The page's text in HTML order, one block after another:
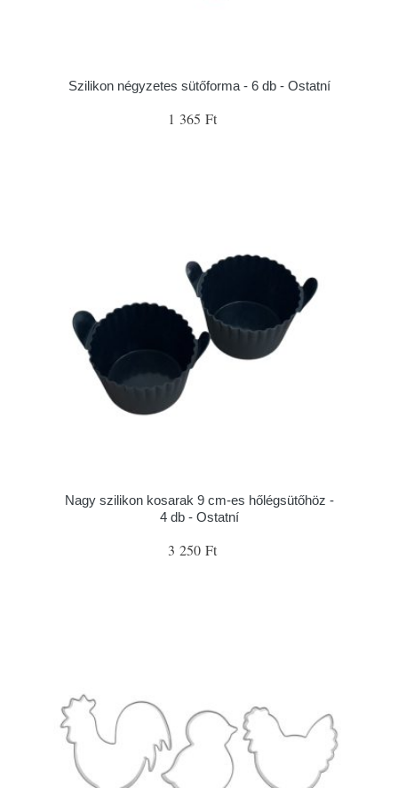
Szilikon négyzetes sütőforma - 6 db - Ostatní
1 365 Ft
Nagy szilikon kosarak 9 cm-es hőlégsütőhöz -
4 db - Ostatní
3 250 Ft